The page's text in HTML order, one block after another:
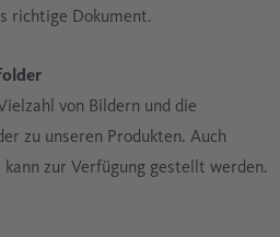
richtige Dokument.
von Bildern und die
zu unseren Produkten. Auch
zur Verfügung gestellt werden.